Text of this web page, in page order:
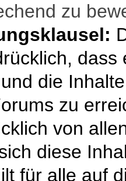
zu
die
zu
von
diese
für alle auf